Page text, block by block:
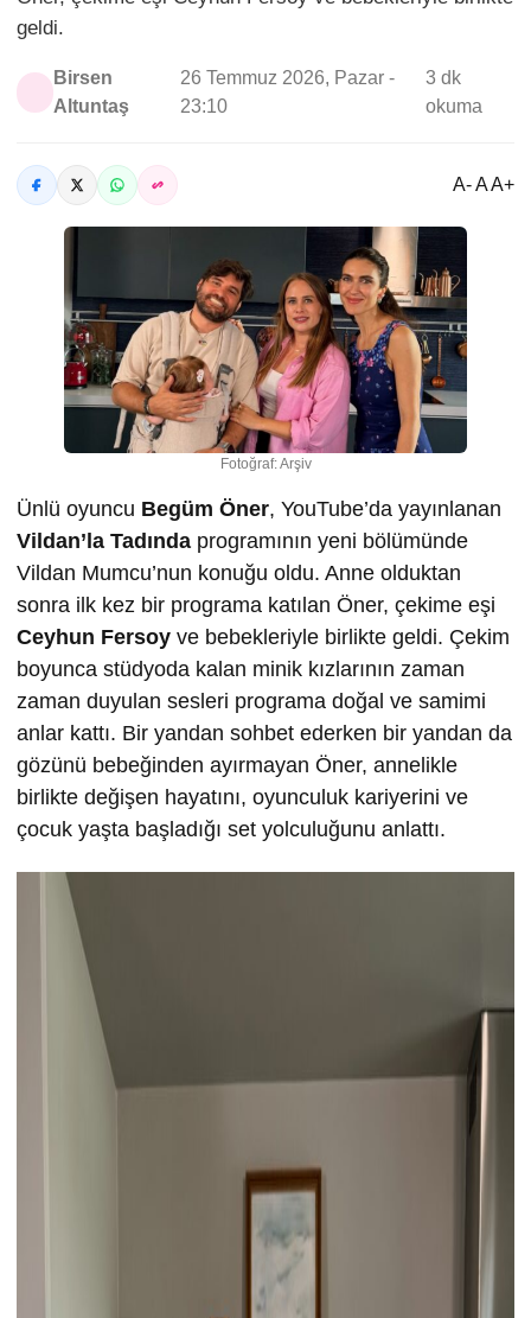
geldi.
Birsen
Altuntaş
26 Temmuz 2026, Pazar -
23:10
3 dk
okuma
A- A A+
Fotoğraf: Arşiv
Ünlü oyuncu Begüm Öner, YouTube’da yayınlanan
Vildan’la Tadında programının yeni bölümünde
Vildan Mumcu’nun konuğu oldu. Anne olduktan
sonra ilk kez bir programa katılan Öner, çekime eşi
Ceyhun Fersoy ve bebekleriyle birlikte geldi. Çekim
boyunca stüdyoda kalan minik kızlarının zaman
zaman duyulan sesleri programa doğal ve samimi
anlar kattı. Bir yandan sohbet ederken bir yandan da
gözünü bebeğinden ayırmayan Öner, annelikle
birlikte değişen hayatını, oyunculuk kariyerini ve
çocuk yaşta başladığı set yolculuğunu anlattı.